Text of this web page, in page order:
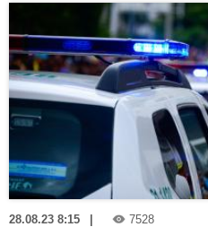
28.08.23 8:15 7528